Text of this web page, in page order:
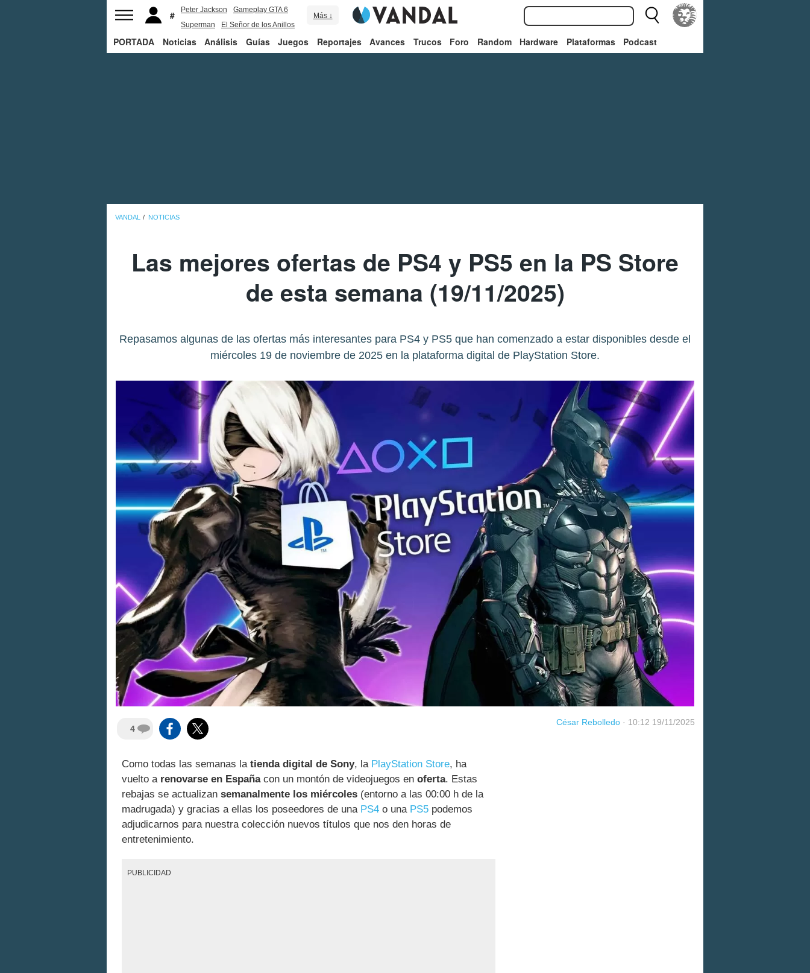
Peter Jackson
Gameplay GTA 6
Superman
El Señor de los Anillos
Más ↓
PORTADA Noticias Análisis Guías Juegos Reportajes Avances Trucos Foro Random Hardware Plataformas Podcast
VANDAL NOTICIAS
Las mejores ofertas de PS4 y PS5 en la PS Store
de esta semana (19/11/2025)
Repasamos algunas de las ofertas más interesantes para PS4 y PS5 que han comenzado a estar disponibles desde el
miércoles 19 de noviembre de 2025 en la plataforma digital de PlayStation Store.
4
César Rebolledo · 10:12 19/11/2025
Como todas las semanas la tienda digital de Sony, la PlayStation Store, ha
vuelto a renovarse en Españacon un montón de videojuegos en oferta. Estas
rebajas se actualizan semanalmente los miércoles (entorno a las 00:00 h de la
madrugada) y gracias a ellas los poseedores de una PS4 o una PS5 podemos
adjudicarnos para nuestra colección nuevos títulos que nos den horas de
entretenimiento.
PUBLICIDAD